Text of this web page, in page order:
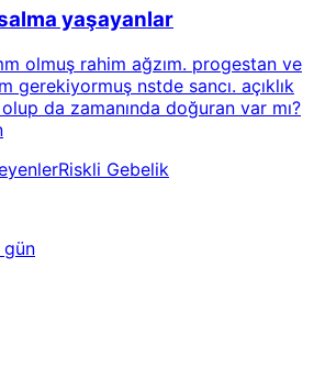
yaşayanlar
olmuş rahim ağzım. progestan ve
gerekiyormuş nstde sancı. açıklık
da zamanında doğuran var mı?
Riskli Gebelik